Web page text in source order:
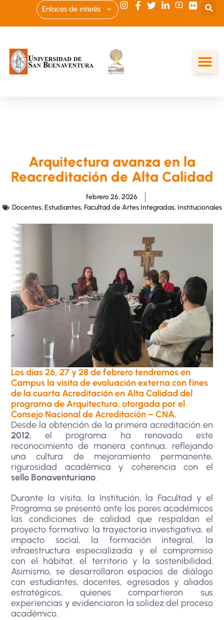
Enlaces de interés
Arquitectura avanza en la
Reacreditación de Alta Calidad
febrero 26, 2026
Docentes,Estudiantes,Facultad de Artes Integradas, Institucionales
Los días 26, 27 y 28 de febrero tendremos en
Campus la visita de evaluación externa con fines
de la cuarta Acreditación en Alta Calidad del
programa de Arquitectura, otorgada por el
Consejo Nacional de Acreditación – CNA.
Desde la obtención de la primera acreditación en
2012, el programa ha renovado este
reconocimiento de manera continua, reflejando
una cultura de mejoramiento permanente,
rigurosidad académica y coherencia con el
sello Bonaventuriano.
Durante la visita, la Institución, la Facultad y el
Programa se presentó ante los pares académicos
las condiciones de calidad que respaldan el
proyecto formativo: la trayectoria investigativa, el
impacto social, la formación integral, la
infraestructura especializada y el compromiso
con el hábitat, el territorio y la sostenibilidad.
Asimismo, se desarrollaron espacios de diálogo
con estudiantes, docentes, egresados y aliados
estratégicos, quienes compartieron sus
experiencias y evidenciaron la solidez del proceso
académico.